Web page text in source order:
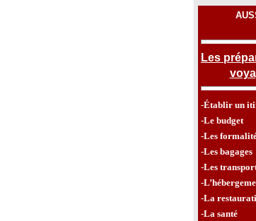
Les
-Établir un
-Le budget
-Les
-Les bagages
-Les
-
-La
-La santé